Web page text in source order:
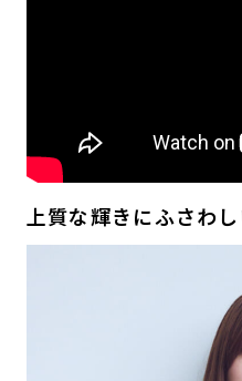
上質な輝きにふさわし